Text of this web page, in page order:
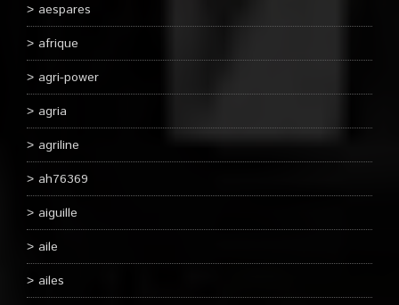
aespares
afrique
agri-power
agria
agriline
ah76369
aiguille
aile
ailes